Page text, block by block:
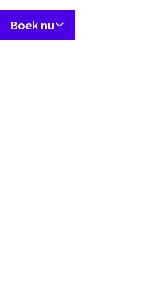
taal
Boek nu